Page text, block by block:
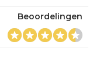
Beoordelingen